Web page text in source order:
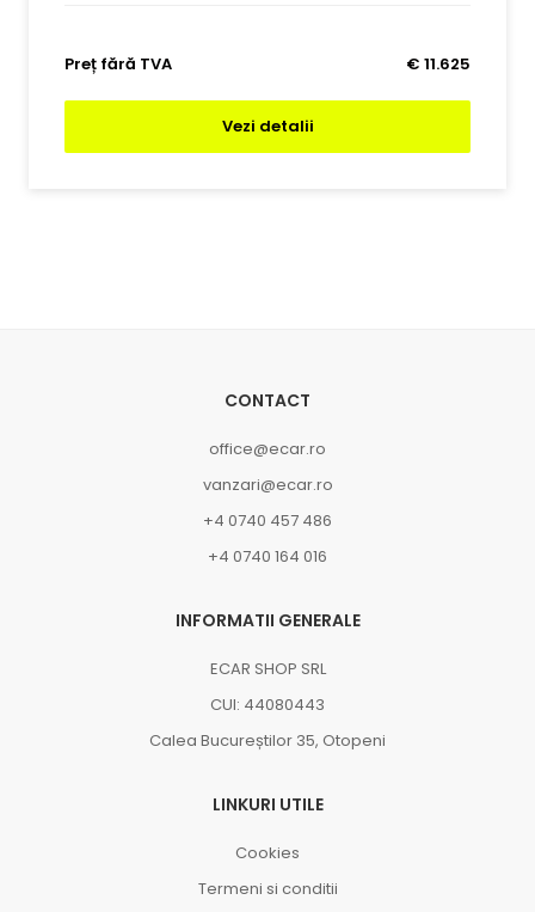
Preț fără TVA € 11.625
Vezi detalii
CONTACT
office@ecar.ro
vanzari@ecar.ro
+4 0740 457 486
+4 0740 164 016
INFORMATII GENERALE
ECAR SHOP SRL
CUI: 44080443
Calea Bucureștilor 35, Otopeni
LINKURI UTILE
Cookies
Termeni si conditii